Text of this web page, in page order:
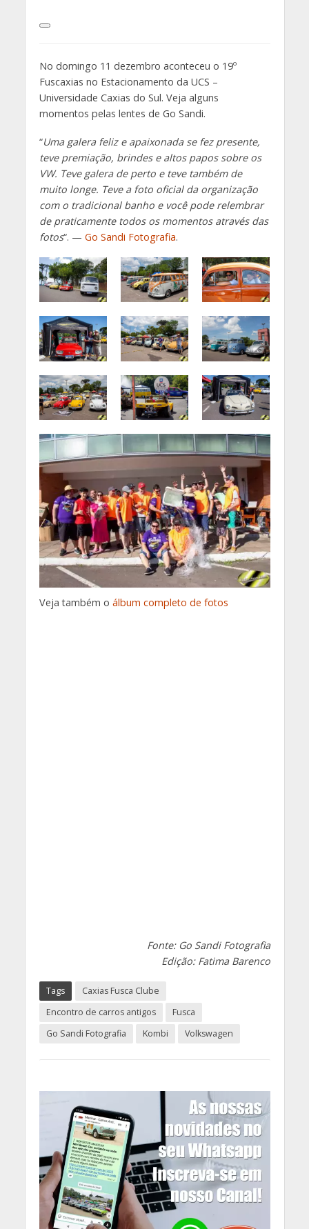
No domingo 11 dezembro aconteceu o 19º
Fuscaxias no Estacionamento da UCS –
Universidade Caxias do Sul. Veja alguns
momentos pelas lentes de Go Sandi.
“Uma galera feliz e apaixonada se fez presente,
teve premiação, brindes e altos papos sobre os
VW. Teve galera de perto e teve também de
muito longe. Teve a foto oficial da organização
com o tradicional banho e você pode relembrar
de praticamente todos os momentos através das
fotos“. — Go Sandi Fotografia.
Veja também o álbum completo de fotos
Fonte: Go Sandi Fotografia
Edição: Fatima Barenco
Tags
Caxias Fusca Clube
Encontro de carros antigos
Fusca
Go Sandi Fotografia
Kombi Volkswagen